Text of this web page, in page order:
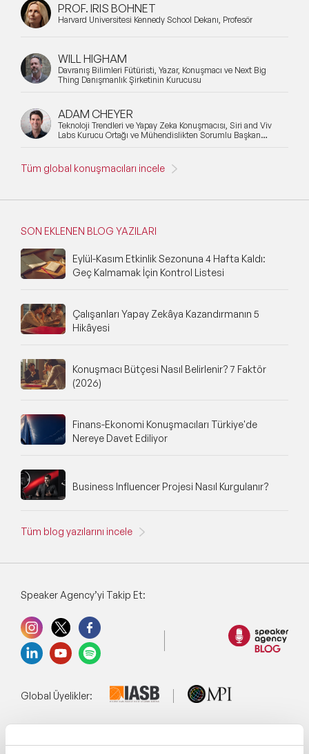
PROF. IRIS BOHNET
Harvard Üniversitesi Kennedy School Dekanı, Profesör
WILL HIGHAM
Davranış Bilimleri Fütüristi, Yazar, Konuşmacı ve Next Big
Thing Danışmanlık Şirketinin Kurucusu
ADAM CHEYER
Teknoloji Trendleri ve Yapay Zeka Konuşmacısı, Siri and Viv
Labs Kurucu Ortağı ve Mühendislikten Sorumlu Başkan
Tüm global konuşmacıları incele
SON EKLENEN BLOG YAZILARI
Eylül-Kasım Etkinlik Sezonuna 4 Hafta Kaldı:
Geç Kalmamak İçin Kontrol Listesi
Çalışanları Yapay Zekâya Kazandırmanın 5
Hikâyesi
Konuşmacı Bütçesi Nasıl Belirlenir? 7 Faktör
(2026)
Finans-Ekonomi Konuşmacıları Türkiye'de
Nereye Davet Ediliyor
Business Influencer Projesi Nasıl Kurgulanır?
Tüm blog yazılarını incele
Speaker Agency’yi Takip Et:
Global Üyelikler: